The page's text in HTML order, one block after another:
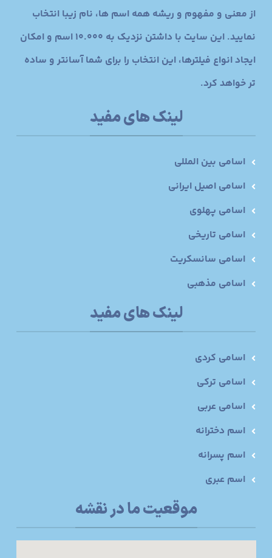
از معنی و مفهوم و ریشه همه اسم ها، نام زیبا انتخاب
نمایید. این سایت با داشتن نزدیک به 10.000 اسم و امکان
ایجاد انواع فیلترها، این انتخاب را برای شما آسانتر و ساده
تر خواهد کرد.
لینک های مفید
اسامی بین المللی
اسامی اصیل ایرانی
اسامی پهلوی
اسامی تاریخی
اسامی سانسکریت
اسامی مذهبی
لینک های مفید
اسامی کردی
اسامی ترکی
اسامی عربی
اسم دخترانه
اسم پسرانه
اسم عبری
موقعیت ما در نقشه